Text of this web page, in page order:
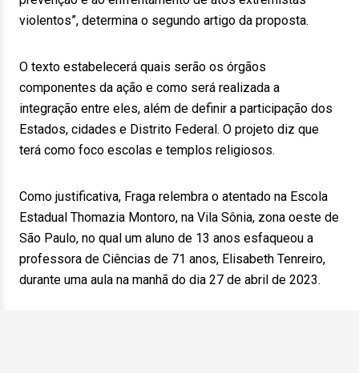
violentos”, determina o segundo artigo da proposta.
O texto estabelecerá quais serão os órgãos
componentes da ação e como será realizada a
integração entre eles, além de definir a participação dos
Estados, cidades e Distrito Federal. O projeto diz que
terá como foco escolas e templos religiosos.
Como justificativa, Fraga relembra o atentado na Escola
Estadual Thomazia Montoro, na Vila Sônia, zona oeste de
São Paulo, no qual um aluno de 13 anos esfaqueou a
professora de Ciências de 71 anos, Elisabeth Tenreiro,
durante uma aula na manhã do dia 27 de abril de 2023.